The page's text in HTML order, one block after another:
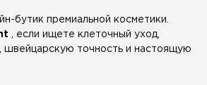
бутик премиальной косметики.
, если ищете клеточный уход,
швейцарскую точность и настоящую